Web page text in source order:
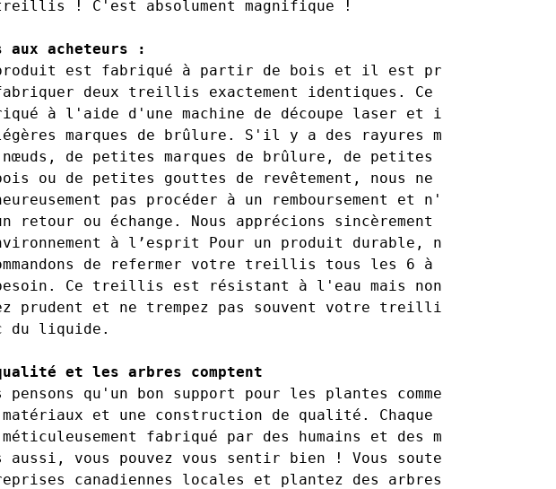
! C'est absolument magnifique !
aux acheteurs :
est fabriqué à partir de bois et il est presque
deux treillis exactement identiques. Ce produit est
à l'aide d'une machine de découpe laser et il peut y
marques de brûlure. S'il y a des rayures mineures,
nœuds, de petites marques de brûlure, de petites fissures
ou de petites gouttes de revêtement, nous ne pouvons
pas procéder à un remboursement et n'accepterons
retour ou échange. Nous apprécions sincèrement que vous
à l’esprit Pour un produit durable, nous vous
de refermer votre treillis tous les 6 à 12 mois ou
Ce treillis est résistant à l'eau mais non
prudent et ne trempez pas souvent votre treillis en bois
du liquide.
et les arbres comptent
pensons qu'un bon support pour les plantes commence par
matériaux et une construction de qualité. Chaque treillis
fabriqué par des humains et des machines.
aussi, vous pouvez vous sentir bien ! Vous soutenez les
canadiennes locales et plantez des arbres !!